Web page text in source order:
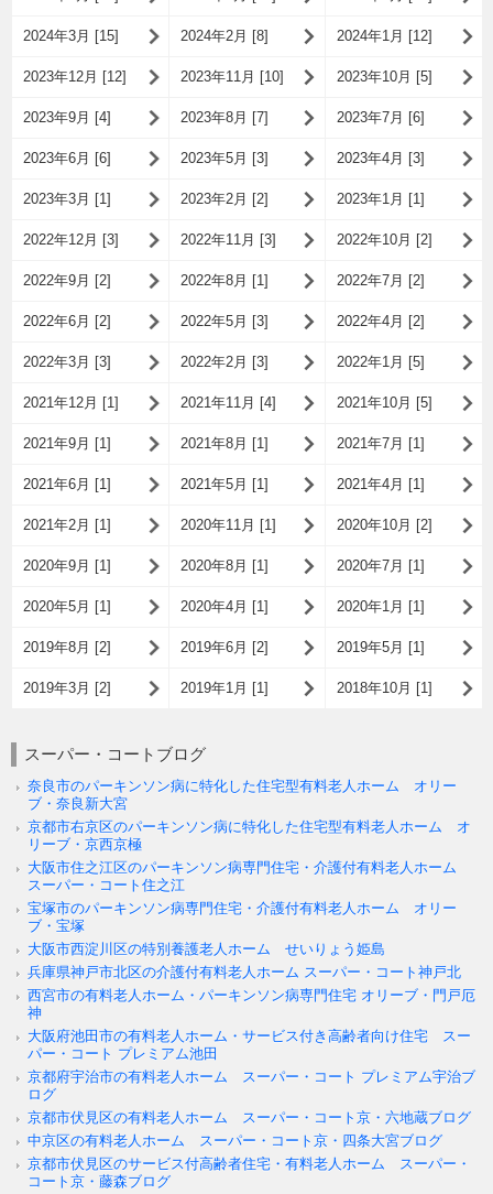
2024年3月 [15] 2024年2月 [8] 2024年1月 [12]
2023年12月 [12] 2023年11月 [10] 2023年10月 [5]
2023年9月 [4] 2023年8月 [7] 2023年7月 [6]
2023年6月 [6] 2023年5月 [3] 2023年4月 [3]
2023年3月 [1] 2023年2月 [2] 2023年1月 [1]
2022年12月 [3] 2022年11月 [3] 2022年10月 [2]
2022年9月 [2] 2022年8月 [1] 2022年7月 [2]
2022年6月 [2] 2022年5月 [3] 2022年4月 [2]
2022年3月 [3] 2022年2月 [3] 2022年1月 [5]
2021年12月 [1] 2021年11月 [4] 2021年10月 [5]
2021年9月 [1] 2021年8月 [1] 2021年7月 [1]
2021年6月 [1] 2021年5月 [1] 2021年4月 [1]
2021年2月 [1] 2020年11月 [1] 2020年10月 [2]
2020年9月 [1] 2020年8月 [1] 2020年7月 [1]
2020年5月 [1] 2020年4月 [1] 2020年1月 [1]
2019年8月 [2] 2019年6月 [2] 2019年5月 [1]
2019年3月 [2] 2019年1月 [1] 2018年10月 [1]
スーパー・コートブログ
奈良市のパーキンソン病に特化した住宅型有料老人ホーム オリー
ブ・奈良新大宮
京都市右京区のパーキンソン病に特化した住宅型有料老人ホーム オ
リーブ・京西京極
大阪市住之江区のパーキンソン病専門住宅・介護付有料老人ホーム
スーパー・コート住之江
宝塚市のパーキンソン病専門住宅・介護付有料老人ホーム オリー
ブ・宝塚
大阪市西淀川区の特別養護老人ホーム せいりょう姫島
兵庫県神戸市北区の介護付有料老人ホーム スーパー・コート神戸北
西宮市の有料老人ホーム・パーキンソン病専門住宅 オリーブ・門戸厄
神
大阪府池田市の有料老人ホーム・サービス付き高齢者向け住宅 スー
パー・コート プレミアム池田
京都府宇治市の有料老人ホーム スーパー・コート プレミアム宇治ブ
ログ
京都市伏見区の有料老人ホーム スーパー・コート京・六地蔵ブログ
中京区の有料老人ホーム スーパー・コート京・四条大宮ブログ
京都市伏見区のサービス付高齢者住宅・有料老人ホーム スーパー・
コート京・藤森ブログ